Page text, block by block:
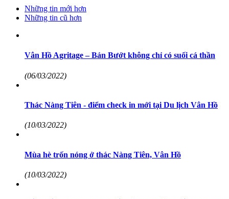
Những tin mới hơn
Những tin cũ hơn
Vân Hồ Agritage – Bản Bướt không chỉ có suối cá thần
(06/03/2022)
Thác Nàng Tiên - điểm check in mới tại Du lịch Vân Hồ
(10/03/2022)
Mùa hè trốn nóng ở thác Nàng Tiên, Vân Hồ
(10/03/2022)